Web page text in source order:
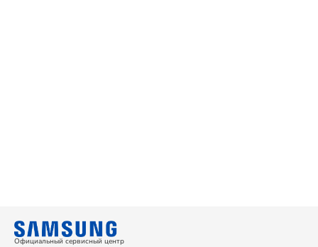
Официальный сервисный центр